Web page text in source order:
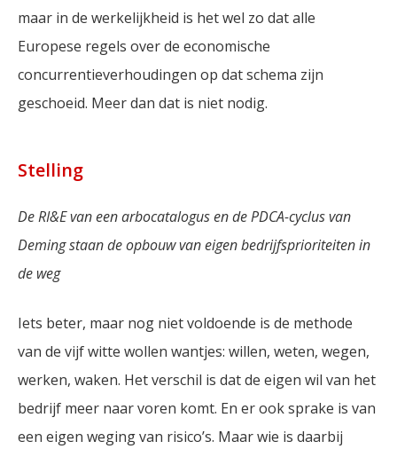
maar in de werkelijkheid is het wel zo dat alle
Europese regels over de economische
concurrentieverhoudingen op dat schema zijn
geschoeid. Meer dan dat is niet nodig.
Stelling
De RI&E van een arbocatalogus en de PDCA-cyclus van
Deming staan de opbouw van eigen bedrijfsprioriteiten in
de weg
Iets beter, maar nog niet voldoende is de methode
van de vijf witte wollen wantjes: willen, weten, wegen,
werken, waken. Het verschil is dat de eigen wil van het
bedrijf meer naar voren komt. En er ook sprake is van
een eigen weging van risico’s. Maar wie is daarbij